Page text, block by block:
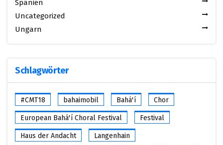
Spanien
Uncategorized
Ungarn
Schlagwörter
#CMT18 bahaimobil Bahá'í Chor
European Bahá'í Choral Festival Festival
Haus der Andacht Langenhain